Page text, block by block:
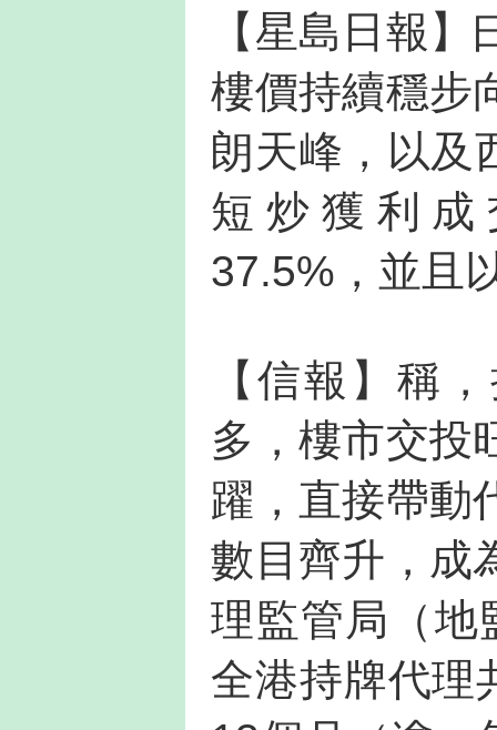
【星島日報
樓價持續穩步
朗天峰，以及
短炒獲利成
37.5%，並且
【信報】稱
多，樓市交投
躍，直接帶動
數目齊升，成
理監管局（地
全港持牌代理